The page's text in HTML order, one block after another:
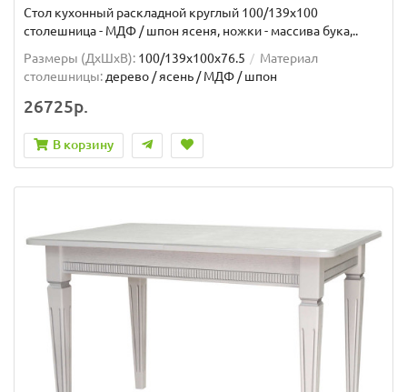
Стол кухонный раскладной круглый 100/139х100
столешница - МДФ / шпон ясеня, ножки - массива бука,..
Размеры (ДхШxВ): 100/139х100х76.5
Материал
столешницы: дерево / ясень / МДФ / шпон
26725р.
В корзину